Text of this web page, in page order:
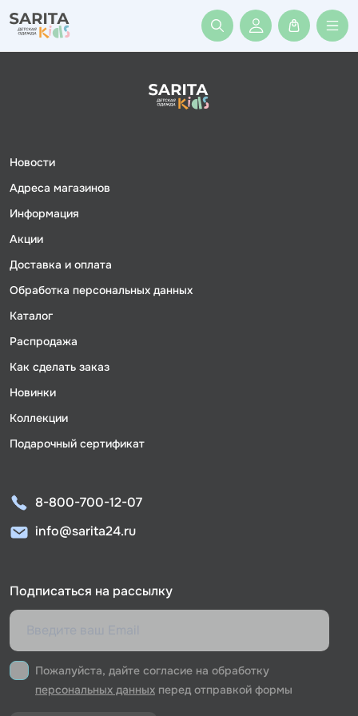
Войти или
Новости
Адреса магазинов
Информация
Акции
Доставка и оплата
Обработка персональных данных
Каталог
Распродажа
Как сделать заказ
Новинки
Коллекции
Подарочный сертификат
8-800-700-12-07
info@sarita24.ru
Подписаться на рассылку
Пожалуйста, дайте согласие на обработку
персональных данных перед отправкой формы